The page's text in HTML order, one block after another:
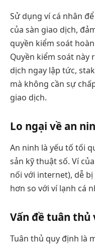
Sử dụng ví cá nhân
của sàn giao dịch,
quyền kiểm soát
Quyền kiểm soát này
dịch ngay lập tức,
mà không cần sự
giao dịch.
Lo ngại về an
An ninh là yếu tố tối
sản kỹ thuật số. Ví
nối với internet), dễ
hơn so với ví lạnh cá
Vấn đề tuân thủ
Tuân thủ quy định là